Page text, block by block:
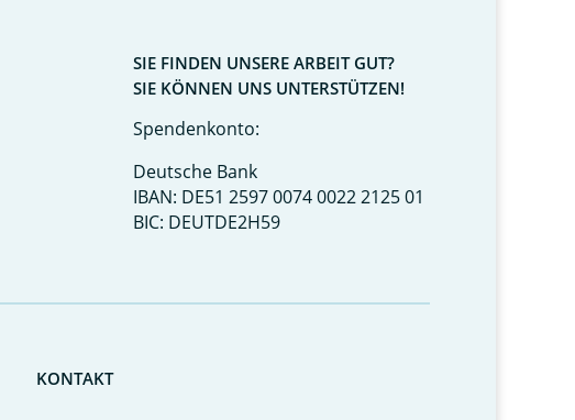
SIE FINDEN UNSERE ARBEIT GUT?
SIE KÖNNEN UNS UNTERSTÜTZEN!
Spendenkonto:
Deutsche Bank
IBAN: DE51 2597 0074 0022 2125 01
BIC: DEUTDE2H59
KONTAKT